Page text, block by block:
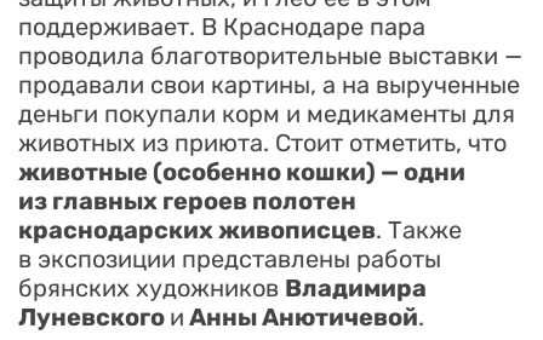
поддерживает. В Краснодаре пара
проводила благотворительные выставки —
продавали свои картины, а на вырученные
деньги покупали корм и медикаменты для
животных из приюта. Стоит отметить, что
животные (особенно кошки) — одни
из главных героев полотен
краснодарских живописцев. Также
в экспозиции представлены работы
брянских художников Владимира
Луневского и Анны Анютичевой.